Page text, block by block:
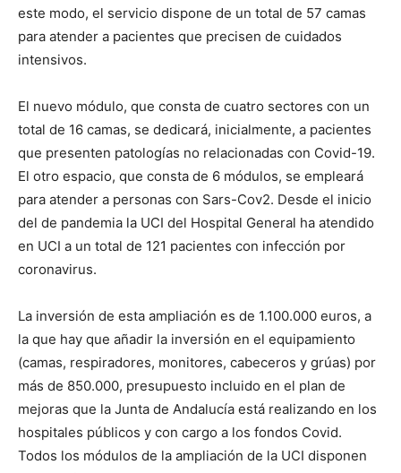
este modo, el servicio dispone de un total de 57 camas
para atender a pacientes que precisen de cuidados
intensivos.
El nuevo módulo, que consta de cuatro sectores con un
total de 16 camas, se dedicará, inicialmente, a pacientes
que presenten patologías no relacionadas con Covid-19.
El otro espacio, que consta de 6 módulos, se empleará
para atender a personas con Sars-Cov2. Desde el inicio
del de pandemia la UCI del Hospital General ha atendido
en UCI a un total de 121 pacientes con infección por
coronavirus.
La inversión de esta ampliación es de 1.100.000 euros, a
la que hay que añadir la inversión en el equipamiento
(camas, respiradores, monitores, cabeceros y grúas) por
más de 850.000, presupuesto incluido en el plan de
mejoras que la Junta de Andalucía está realizando en los
hospitales públicos y con cargo a los fondos Covid.
Todos los módulos de la ampliación de la UCI disponen